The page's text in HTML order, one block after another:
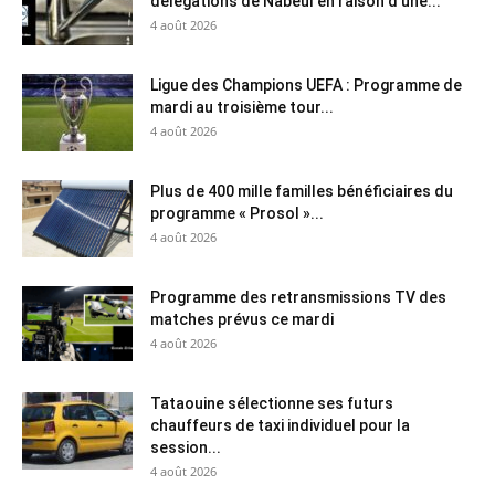
4 août 2026
Ligue des Champions UEFA : Programme de
mardi au troisième tour...
4 août 2026
Plus de 400 mille familles bénéficiaires du
programme « Prosol »...
4 août 2026
Programme des retransmissions TV des
matches prévus ce mardi
4 août 2026
Tataouine sélectionne ses futurs
chauffeurs de taxi individuel pour la
session...
4 août 2026